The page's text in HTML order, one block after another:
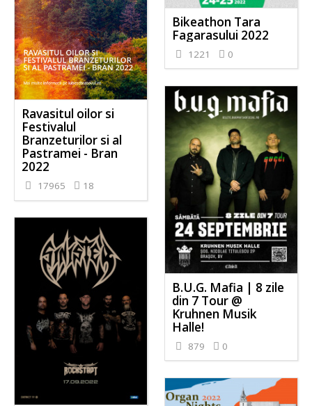
Ravasitul oilor si
Festivalul
Branzeturilor si al
Pastramei - Bran
2022
17965 18
Bikeathon Tara
Fagarasului 2022
1221 0
B.U.G. Mafia | 8 zile
din 7 Tour @
Kruhnen Musik
Halle!
879 0